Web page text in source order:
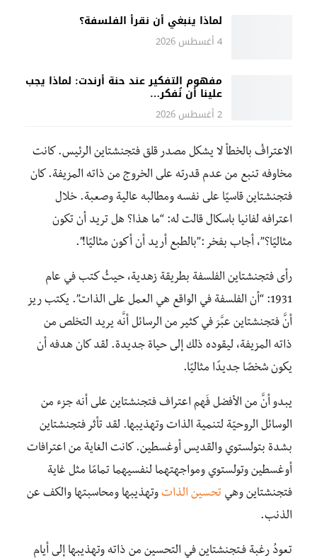
لماذا ينبغي أن نقرأ الفلسفة؟
4 أغسطس 2026
مفهوم التفكير عند حنة أرندت: لماذا يجب
علينا أن نُفكر…
2 أغسطس 2026
الاعترافُ بالخطأ لا يشكل مصدر قلق فتجنشتاين الرئيس. كانت
مخاوفه تنبع من عدم قدرته على الخروج من ذاته المزيفة. كان
فتجنشتاين قاسيًا على نفسه ومطالبه عالية وصعبة. خلال
اعترافه لفانيا باسكال قالت له: “ما هذا؟ هل تريد أن تكون
مثاليًا؟”، أجاب بفخر :”بالطبع أريد أن أكون مثاليًا!”.
رأى فتجنشتاين الفلسفة بطريقة زهدية، حيثُ كتب في عام
1931: “أن الفلسفة في الواقع هي العمل على الذات”. يكتب ريز
أنَّ فتجنشتاين عبَّرَ في كثير من الرسائل أنَّه يريد التخلص من
ذاته المزيفة، ليقوده ذلك إلى حياة جديدة. لقد كان هدفه أن
يكون شخصًا جديدًا مثاليًا.
يبدو أنَّ من الأفضل فَهم اعتراف فتجنشتاين على أنه جزء من
الوسائل الروحيّة لتنمية الذات وتهذيبها. لقد تأثر فتجنشتاين
بشدة بتولستوي والقديس أوغسطين. كانت الغاية من اعترافات
أوغسطين وتولستوي ومواجهتهما لنفسيهما تمامًا مثل غاية
فتجنشتاين وهي تحسين الذات وتهذيبها ومحاسبتها والكف عن
الذنب.
تعودُ رغبة فـتجنشتاين في التحسين من ذاته وتهذيبها إلى أيام